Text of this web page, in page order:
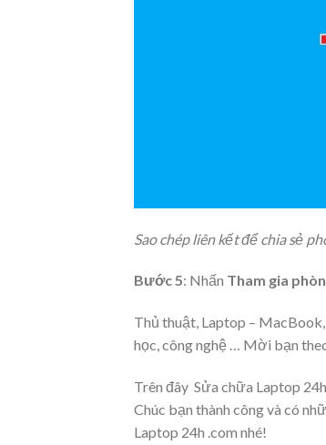
Sao chép liên kết để chia sẻ
Bước 5: Nhấn Tham gia
Thủ thuật, Laptop –
học, công nghệ … Mời bạn
Trên đây Sửa chữa Laptop
Chúc bạn thành công và có
Laptop 24h .com nhé!